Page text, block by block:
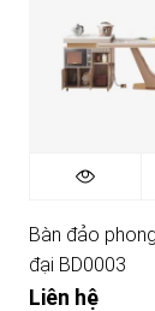
Bàn đảo
đại BD0003
Liên hệ